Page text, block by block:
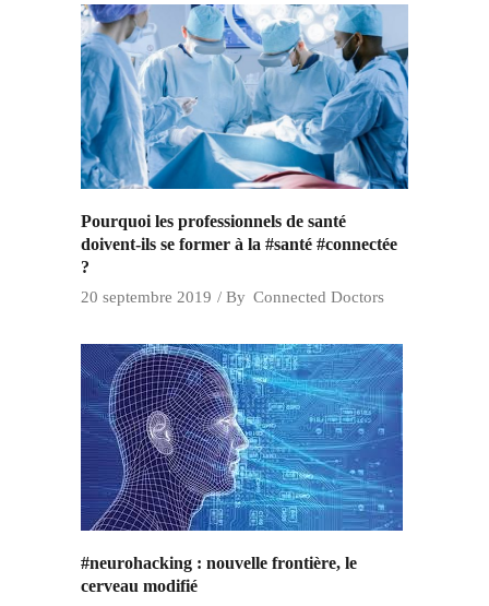
Pourquoi les professionnels de santé
doivent-ils se former à la #santé #connectée
?
20 septembre 2019 By Connected Doctors
#neurohacking : nouvelle frontière, le
cerveau modifié